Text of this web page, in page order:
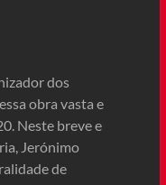
dos
obra vasta e
Neste breve e
Jerónimo
de